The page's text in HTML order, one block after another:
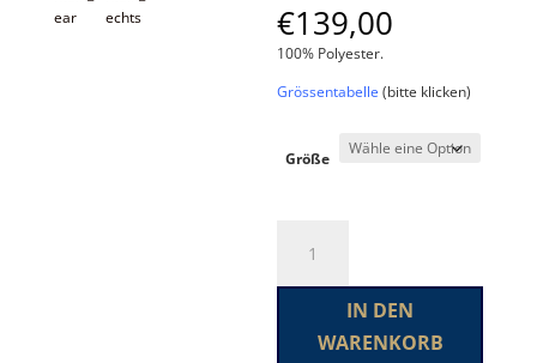
€139,00
100% Polyester.
Grössentabelle (bitte klicken)
Größe
Jacket
IN DEN
WARENKORB
e
n